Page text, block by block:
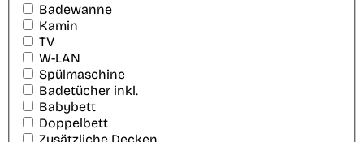
Badewanne
Kamin
TV
W-LAN
Spülmaschine
Badetücher inkl.
Babybett
Doppelbett
Zusätzliche Decken